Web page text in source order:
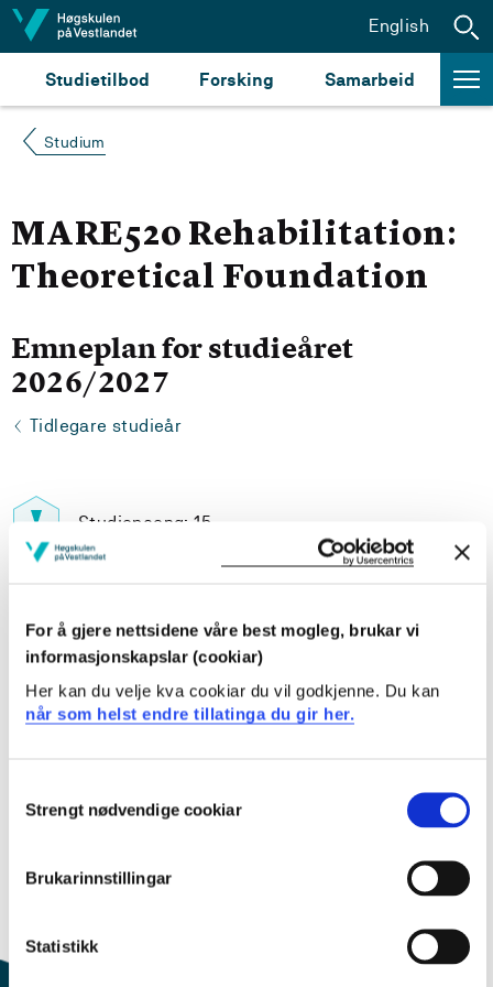
For å gjere nettsidene våre best mogleg, brukar vi
informasjonskapslar (cookiar)
Her kan du velje kva cookiar du vil godkjenne. Du kan
når som helst endre tillatinga du gir her.
Selection
Strengt nødvendige cookiar
Brukarinnstillingar
Statistikk
Hopp til innhald
Studietilbod Forsking Samarbeid
English
Studium
MARE520 Rehabilitation:
Theoretical Foundation
Emneplan for studieåret
2026/2027
Tidlegare studieår
Studiepoeng: 15
Pensum-/litteraturliste
Innhold og oppbygning
våre.